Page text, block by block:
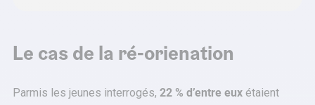
Le cas de la ré-orienation
Parmis les jeunes interrogés, 22 % d’entre eux étaient